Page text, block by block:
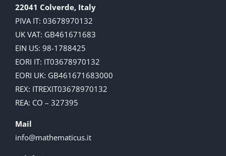
22041 Colverde, Italy
PIVA IT: 03678970132
UK VAT: GB461671683
EIN US: 98-1788425
EORI IT: IT03678970132
EORI UK: GB461671683000
REX: ITREXIT03678970132
REA: CO – 327395
Mail
info@mathematicus.it